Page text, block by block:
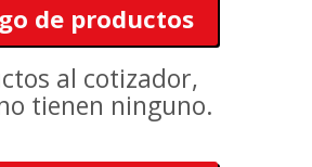
de productos
al cotizador,
tienen ninguno.